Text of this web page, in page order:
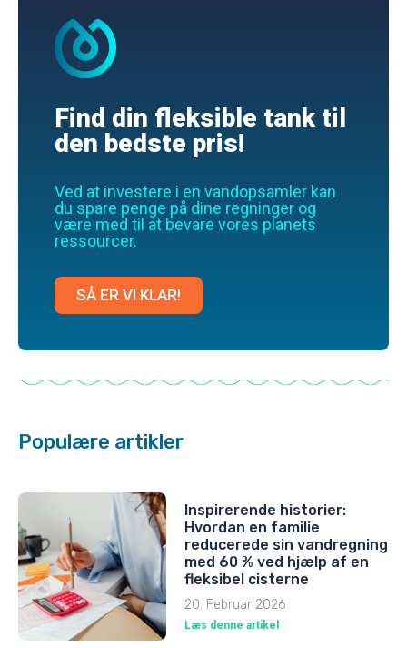
Find din fleksible tank til
den bedste pris!
Ved at investere i en vandopsamler kan
du spare penge på dine regninger og
være med til at bevare vores planets
ressourcer.
SÅ ER VI KLAR!
Populære artikler
Inspirerende historier:
Hvordan en familie
reducerede sin vandregning
med 60 % ved hjælp af en
fleksibel cisterne
20. Februar 2026
Læs denne artikel